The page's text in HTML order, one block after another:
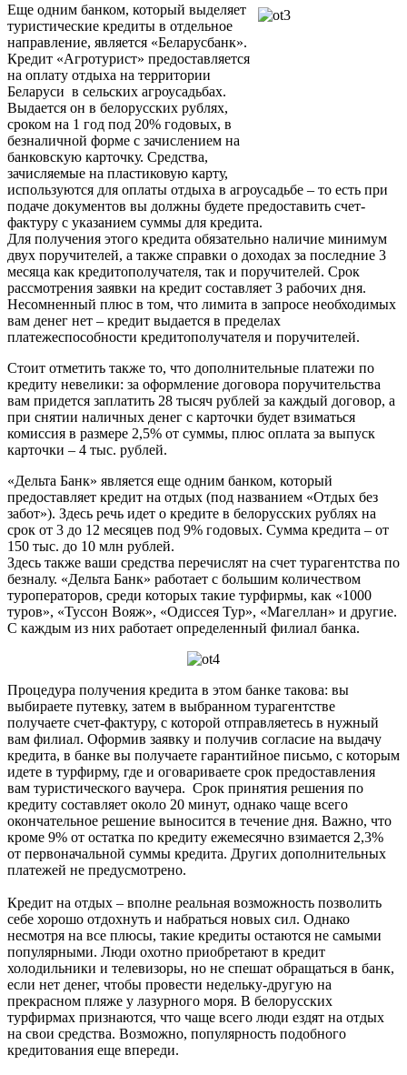
Еще одним банком, который выделяет
туристические кредиты в отдельное
направление, является «Беларусбанк».
Кредит «Агротурист» предоставляется
на оплату отдыха на территории
Беларуси в сельских агроусадьбах.
Выдается он в белорусских рублях,
сроком на 1 год под 20% годовых, в
безналичной форме с зачислением на
банковскую карточку. Средства,
зачисляемые на пластиковую карту,
используются для оплаты отдыха в агроусадьбе – то есть при
подаче документов вы должны будете предоставить счет-
фактуру с указанием суммы для кредита.
Для получения этого кредита обязательно наличие минимум
двух поручителей, а также справки о доходах за последние 3
месяца как кредитополучателя, так и поручителей. Срок
рассмотрения заявки на кредит составляет 3 рабочих дня.
Несомненный плюс в том, что лимита в запросе необходимых
вам денег нет – кредит выдается в пределах
платежеспособности кредитополучателя и поручителей.
Стоит отметить также то, что дополнительные платежи по
кредиту невелики: за оформление договора поручительства
вам придется заплатить 28 тысяч рублей за каждый договор, а
при снятии наличных денег с карточки будет взиматься
комиссия в размере 2,5% от суммы, плюс оплата за выпуск
карточки – 4 тыс. рублей.
«Дельта Банк» является еще одним банком, который
предоставляет кредит на отдых (под названием «Отдых без
забот»). Здесь речь идет о кредите в белорусских рублях на
срок от 3 до 12 месяцев под 9% годовых. Сумма кредита – от
150 тыс. до 10 млн рублей.
Здесь также ваши средства перечислят на счет турагентства по
безналу. «Дельта Банк» работает с большим количеством
туроператоров, среди которых такие турфирмы, как «1000
туров», «Туссон Вояж», «Одиссея Тур», «Магеллан» и другие.
С каждым из них работает определенный филиал банка.
Процедура получения кредита в этом банке такова: вы
выбираете путевку, затем в выбранном турагентстве
получаете счет-фактуру, с которой отправляетесь в нужный
вам филиал. Оформив заявку и получив согласие на выдачу
кредита, в банке вы получаете гарантийное письмо, с которым
идете в турфирму, где и оговариваете срок предоставления
вам туристического ваучера. Срок принятия решения по
кредиту составляет около 20 минут, однако чаще всего
окончательное решение выносится в течение дня. Важно, что
кроме 9% от остатка по кредиту ежемесячно взимается 2,3%
от первоначальной суммы кредита. Других дополнительных
платежей не предусмотрено.
Кредит на отдых – вполне реальная возможность позволить
себе хорошо отдохнуть и набраться новых сил. Однако
несмотря на все плюсы, такие кредиты остаются не самыми
популярными. Люди охотно приобретают в кредит
холодильники и телевизоры, но не спешат обращаться в банк,
если нет денег, чтобы провести недельку-другую на
прекрасном пляже у лазурного моря. В белорусских
турфирмах признаются, что чаще всего люди ездят на отдых
на свои средства. Возможно, популярность подобного
кредитования еще впереди.